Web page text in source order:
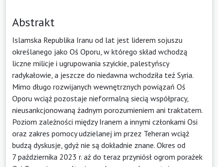
Abstrakt
Islamska Republika Iranu od lat jest liderem sojuszu
określanego jako Oś Oporu, w którego skład wchodzą
liczne milicje i ugrupowania szyickie, palestyńscy
radykałowie, a jeszcze do niedawna wchodziła też Syria.
Mimo długo rozwijanych wewnętrznych powiązań Oś
Oporu wciąż pozostaje nieformalną siecią współpracy,
nieusankcjonowaną żadnym porozumieniem ani traktatem.
Poziom zależności między Iranem a innymi członkami Osi
oraz zakres pomocy udzielanej im przez Teheran wciąż
budzą dyskusje, gdyż nie są dokładnie znane. Okres od
7 października 2023 r. aż do teraz przyniósł ogrom porażek